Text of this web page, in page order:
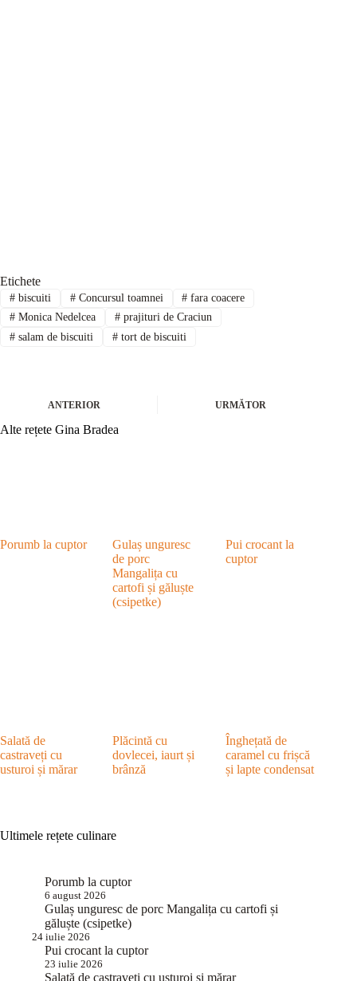
Etichete
#biscuiti #Concursul toamnei # fara coacere
#Monica Nedelcea #prajituri de Craciun
#salam de biscuiti #tort de biscuiti
ANTERIOR URMĂTOR
Alte rețete Gina Bradea
Porumb la cuptor
Gulaș unguresc
de porc
Mangalița cu
cartofi și găluște
(csipetke)
Pui crocant la
cuptor
Salată de
castraveți cu
usturoi și mărar
Plăcintă cu
dovlecei, iaurt și
brânză
Înghețată de
caramel cu frișcă
și lapte condensat
Ultimele rețete culinare
Porumb la cuptor
6 august 2026
Gulaș unguresc de porc Mangalița cu cartofi și
găluște (csipetke)
24 iulie 2026
Pui crocant la cuptor
23 iulie 2026
Salată de castraveți cu usturoi și mărar